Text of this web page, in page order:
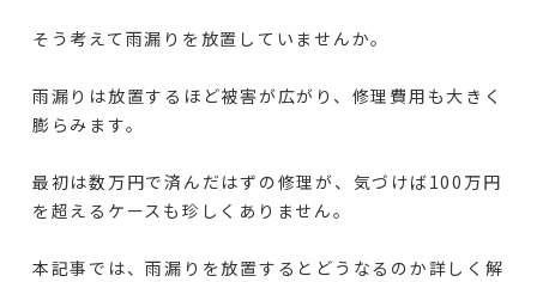
そう考えて雨漏りを放置していませんか。
雨漏りは放置するほど被害が広がり、修理費用も大きく
膨らみます。
最初は数万円で済んだはずの修理が、気づけば100万円
を超えるケースも珍しくありません。
本記事では、雨漏りを放置するとどうなるのか詳しく解